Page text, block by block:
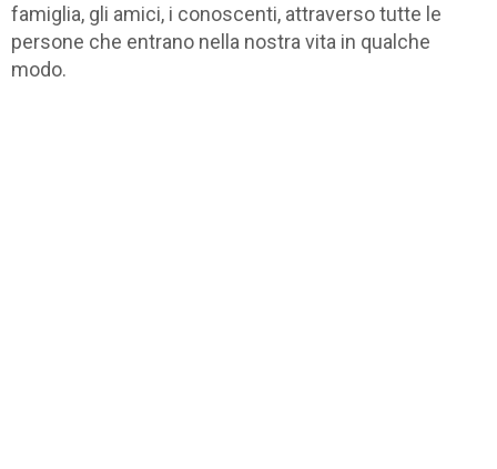
famiglia, gli amici, i conoscenti, attraverso tutte le
persone che entrano nella nostra vita in qualche
modo.